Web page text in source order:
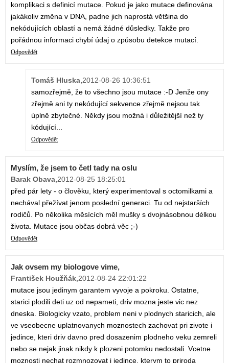
komplikaci s definicí mutace. Pokud je jako mutace definována
jakákoliv změna v DNA, padne jich naprostá většina do
nekódujících oblastí a nemá žádné důsledky. Takže pro
pořádnou informaci chybí údaj o způsobu detekce mutací.
Odpovědět
Tomáš Hluska 2012-08-26 10:36:51
samozřejmě, že to všechno jsou mutace :-D Jenže ony
zřejmě ani ty nekódující sekvence zřejmě nejsou tak
úplně zbytečné. Někdy jsou možná i důležitější než ty
kódující...
Odpovědět
Myslím, že jsem to četl tady na oslu
Barak Obava 2012-08-25 18:25:01
před pár lety - o člověku, který experimentoval s octomilkami a
nechával přežívat jenom poslední generaci. Tu od nejstarších
rodičů. Po několika měsících měl mušky s dvojnásobnou délkou
života. Mutace jsou občas dobrá věc ;-)
Odpovědět
Jak ovsem my biologove vime,
František Houžňák 2012-08-24 22:01:22
mutace jsou jedinym garantem vyvoje a pokroku. Ostatne,
starici plodili deti uz od nepameti, driv mozna jeste vic nez
dneska. Biologicky vzato, problem neni v plodnych staricich, ale
ve vseobecne uplatnovanych moznostech zachovat pri zivote i
jedince, kteri driv davno pred dosazenim plodneho veku zemreli
nebo se nejak jinak nikdy k plozeni potomku nedostali. Vcetne
moznosti nechat rozmnozovat i jedince, kterym to priroda